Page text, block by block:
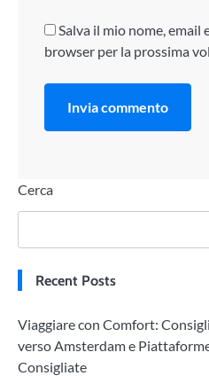
Salva il mio nome, email
browser per la prossima
Cerca
Recent Posts
Viaggiare con Comfort:
verso Amsterdam e
Consigliate